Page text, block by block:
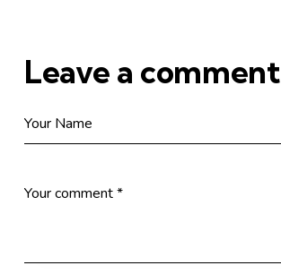
Leave a comment